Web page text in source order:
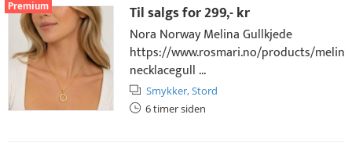
Premium Til salgs for299,- kr
Nora Norway Melina Gullkjede
https://www.rosmari.no/products/
necklacegull ...
Smykker,Stord
6 timer siden